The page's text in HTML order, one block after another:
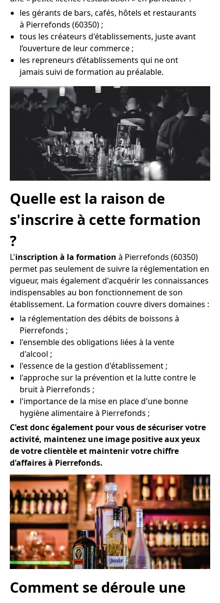
les gérants de bars, cafés, hôtels et restaurants
à Pierrefonds (60350) ;
tous les créateurs d'établissements, juste avant
l’ouverture de leur commerce ;
les repreneurs d’établissements qui ne ont
jamais suivi de formation au préalable.
Quelle est la raison de
s'inscrire à cette formation
?
L'inscription à la formation à Pierrefonds (60350)
permet pas seulement de suivre la réglementation en
vigueur, mais également d'acquérir les connaissances
indispensables au bon fonctionnement de son
établissement. La formation couvre divers domaines :
la réglementation des débits de boissons à
Pierrefonds ;
l'ensemble des obligations liées à la vente
d'alcool ;
l'essence de la gestion d'établissement ;
l'approche sur la prévention et la lutte contre le
bruit à Pierrefonds ;
l'importance de la mise en place d'une bonne
hygiène alimentaire à Pierrefonds ;
C'est donc également pour vous de sécuriser votre
activité, maintenez une image positive aux yeux
de votre clientèle et maintenir votre chiffre
d'affaires à Pierrefonds.
Comment se déroule une